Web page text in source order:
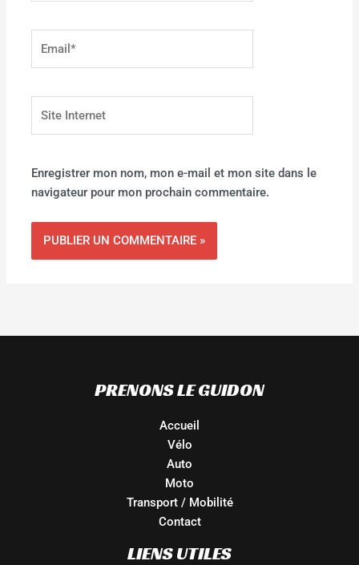
Enregistrer mon nom, mon e-mail et mon site dans le
navigateur pour mon prochain commentaire.
PRENONS LE GUIDON
Accueil
Vélo
Auto
Moto
Transport / Mobilité
Contact
LIENS UTILES